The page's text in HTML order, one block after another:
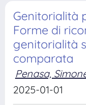
Genitorialità
Forme di
genitorialità
comparata
Penasa,
2025-01-01